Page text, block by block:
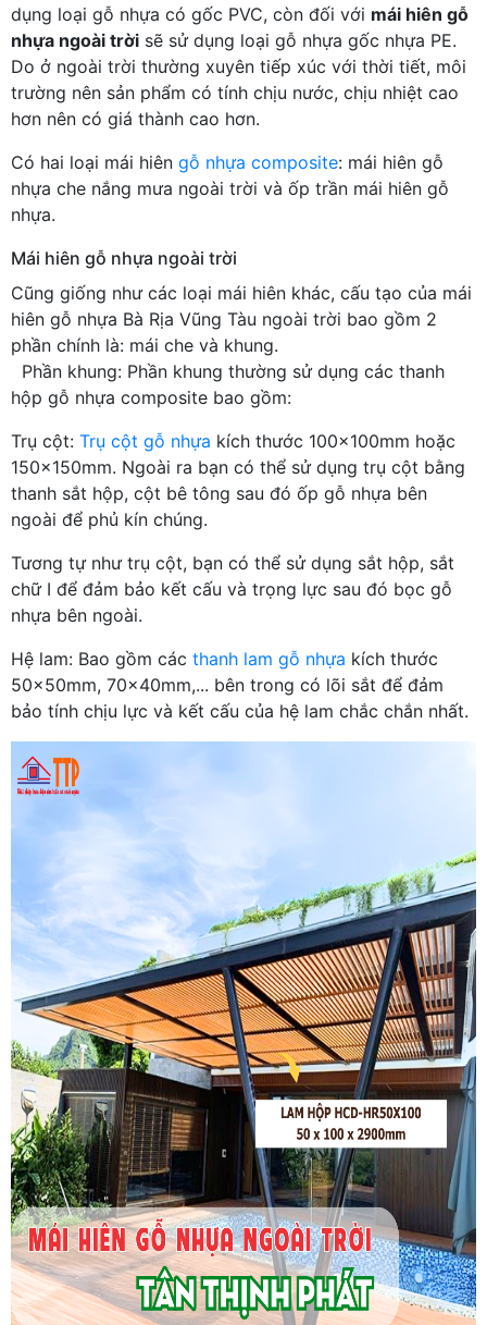
dụng loại gỗ nhựa có gốc PVC, còn đối với mái hiên gỗ
nhựa ngoài trời sẽ sử dụng loại gỗ nhựa gốc nhựa PE.
Do ở ngoài trời thường xuyên tiếp xúc với thời tiết, môi
trường nên sản phẩm có tính chịu nước, chịu nhiệt cao
hơn nên có giá thành cao hơn.
Có hai loại mái hiên gỗ nhựa composite: mái hiên gỗ
nhựa che nắng mưa ngoài trời và ốp trần mái hiên gỗ
nhựa.
Mái hiên gỗ nhựa ngoài trời
Cũng giống như các loại mái hiên khác, cấu tạo của mái
hiên gỗ nhựa Bà Rịa Vũng Tàu ngoài trời bao gồm 2
phần chính là: mái che và khung.
Phần khung: Phần khung thường sử dụng các thanh
hộp gỗ nhựa composite bao gồm:
Trụ cột: Trụ cột gỗ nhựa kích thước 100x100mm hoặc
150x150mm. Ngoài ra bạn có thể sử dụng trụ cột bằng
thanh sắt hộp, cột bê tông sau đó ốp gỗ nhựa bên
ngoài để phủ kín chúng.
Tương tự như trụ cột, bạn có thể sử dụng sắt hộp, sắt
chữ I để đảm bảo kết cấu và trọng lực sau đó bọc gỗ
nhựa bên ngoài.
Hệ lam: Bao gồm các thanh lam gỗ nhựa kích thước
50x50mm, 70x40mm,... bên trong có lõi sắt để đảm
bảo tính chịu lực và kết cấu của hệ lam chắc chắn nhất.